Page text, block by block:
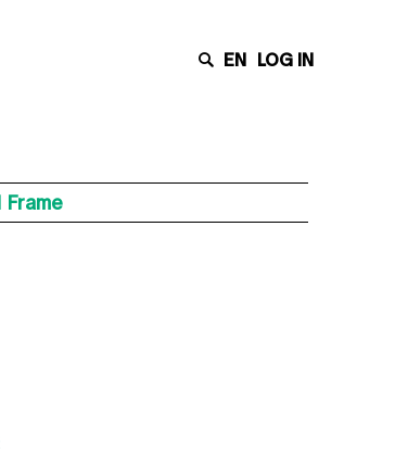
EN LOG IN
Frame